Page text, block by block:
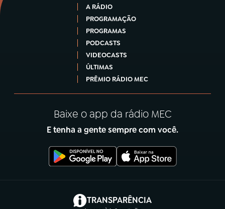
A RÁDIO
PROGRAMAÇÃO
PROGRAMAS
PODCASTS
VIDEOCASTS
ÚLTIMAS
PRÊMIO RÁDIO MEC
Baixe o app da rádio MEC
E tenha a gente sempre com você.
TRANSPARÊNCIA
(abre em nova aba)